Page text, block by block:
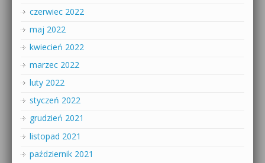
czerwiec 2022
maj 2022
kwiecień 2022
marzec 2022
luty 2022
styczeń 2022
grudzień 2021
listopad 2021
październik 2021